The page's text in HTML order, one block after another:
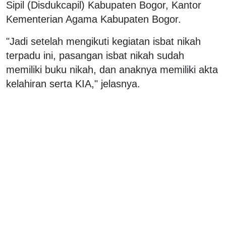
Sipil (Disdukcapil) Kabupaten Bogor, Kantor
Kementerian Agama Kabupaten Bogor.
"Jadi setelah mengikuti kegiatan isbat nikah
terpadu ini, pasangan isbat nikah sudah
memiliki buku nikah, dan anaknya memiliki akta
kelahiran serta KIA," jelasnya.